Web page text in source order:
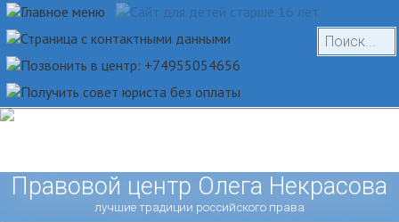
Правовой центр Олега Некрасова
лучшие традиции российского права